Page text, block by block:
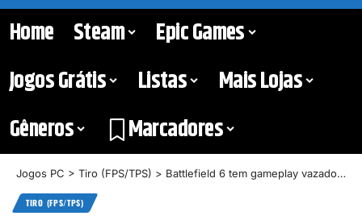
Home Steam
Epic Games
Jogos Grátis
Listas
Mais Lojas
Gêneros
Marcadores
Jogos PC > Tiro (FPS/TPS) > Battlefield 6 tem gameplay vazado com mais de 30 minutos do beta fechado
TIRO (FPS/TPS)